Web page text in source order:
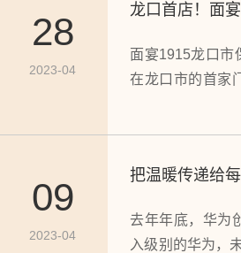
28
2023-04
龙口首店！面
面宴1915龙口市
在龙口市的首家
09
2023-04
把温暖传递给每
去年年底，华为
入级别的华为，